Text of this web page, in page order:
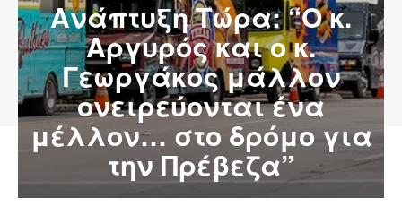
Ανάπτυξη Τώρα: “Ο κ.
Αργυρός και ο κ.
Γεωργάκος μάλλον
ονειρεύονται ένα
μέλλον… στο δρόμο για
την Πρέβεζα”